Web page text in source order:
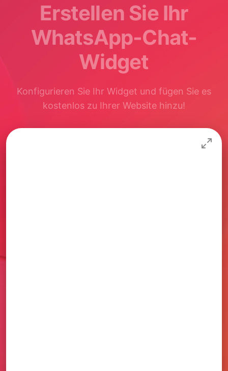
Erstellen Sie Ihr
WhatsApp-Chat-
Widget
Konfigurieren Sie Ihr Widget und fügen Sie es
kostenlos zu Ihrer Website hinzu!